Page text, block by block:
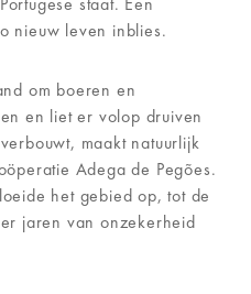
nieuw leven inblies.
om boeren en
en liet er volop druiven
maakt natuurlijk
Adega de Pegões.
het gebied op, tot de
jaren van onzekerheid